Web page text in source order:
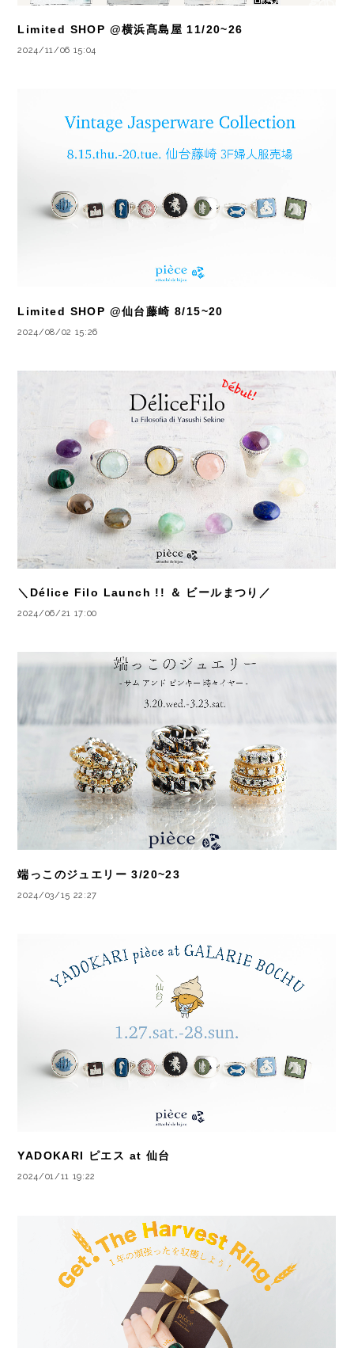
Limited SHOP @横浜髙島屋 11/20~26
2024/11/06 15:04
Limited SHOP @仙台藤崎 8/15~20
2024/08/02 15:26
＼Délice Filo Launch !! ＆ ビールまつり／
2024/06/21 17:00
端っこのジュエリー 3/20~23
2024/03/15 22:27
YADOKARI ピエス at 仙台
2024/01/11 19:22